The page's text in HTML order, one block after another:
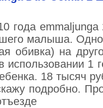
года
малыша.
обивка) на
использовании 1
18 тысяч
подробно.